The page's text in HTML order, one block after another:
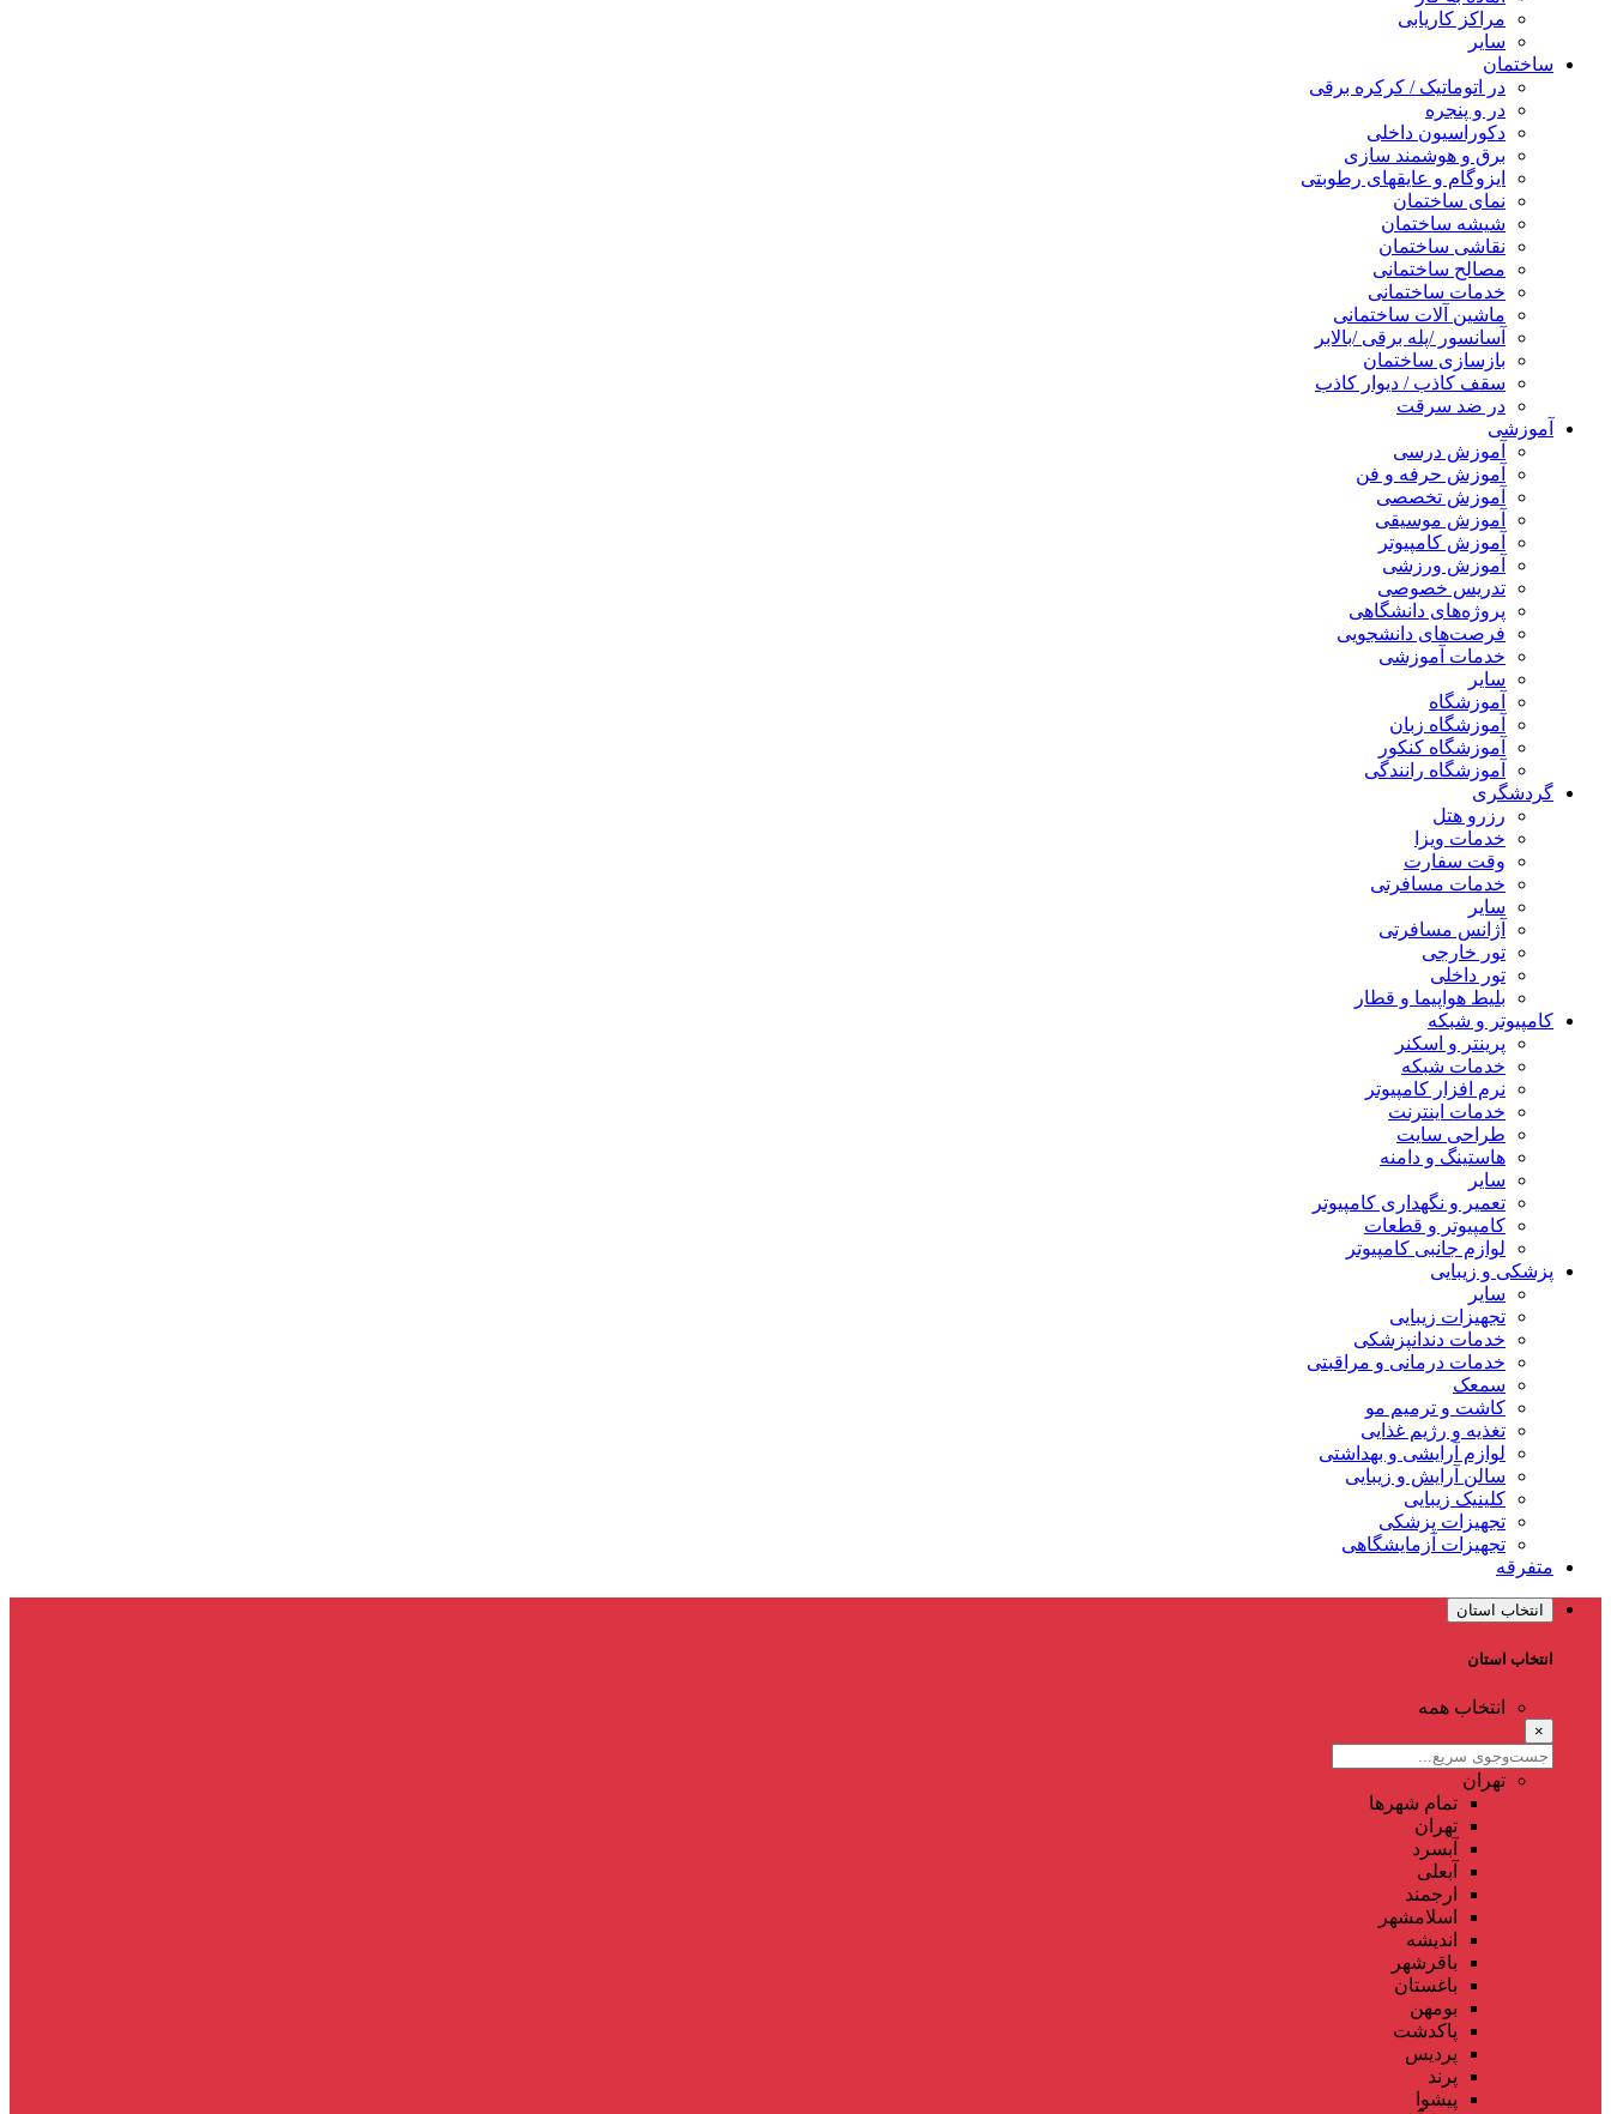
مراکز کاریابی
سایر
ساختمان
در اتوماتیک / کرکره برقی
در و پنجره
دکوراسیون داخلی
برق و هوشمند سازی
ایزوگام و عایقهای رطوبتی
نمای ساختمان
شیشه ساختمان
نقاشی ساختمان
مصالح ساختمانی
خدمات ساختمانی
ماشین آلات ساختمانی
آسانسور /پله برقی /بالابر
بازسازی ساختمان
سقف کاذب / دیوار کاذب
در ضد سرقت
آموزشی
آموزش درسی
آموزش حرفه و فن
آموزش تخصصی
آموزش موسیقی
آموزش کامپیوتر
آموزش ورزشی
تدریس خصوصی
پروژه‌های دانشگاهی
فرصت‌های دانشجویی
خدمات آموزشی
سایر
آموزشگاه
آموزشگاه زبان
آموزشگاه کنکور
آموزشگاه رانندگی
گردشگری
رزرو هتل
خدمات ویزا
وقت سفارت
خدمات مسافرتی
سایر
آژانس مسافرتی
تور خارجی
تور داخلی
بلیط هواپیما و قطار
کامپیوتر و شبکه
پرینتر و اسکنر
خدمات شبکه
نرم افزار کامپیوتر
خدمات اینترنت
طراحی سایت
هاستینگ و دامنه
سایر
تعمیر و نگهداری کامپیوتر
کامپیوتر و قطعات
لوازم جانبی کامپیوتر
پزشکی و زیبایی
سایر
تجهیزات زیبایی
خدمات دندانپزشکی
خدمات درمانی و مراقبتی
سمعک
کاشت و ترمیم مو
تغذیه و رژیم غذایی
لوازم آرایشی و بهداشتی
سالن آرایش و زیبایی
کلینیک زیبایی
تجهیزات پزشکی
تجهیزات آزمایشگاهی
متفرقه
انتخاب استان
انتخاب استان
انتخاب همه
×
تهران
تمام شهر‌ها
تهران
آبسرد
آبعلی
ارجمند
اسلامشهر
اندیشه
باقرشهر
باغستان
بومهن
پاکدشت
پردیس
پرند
پیشوا